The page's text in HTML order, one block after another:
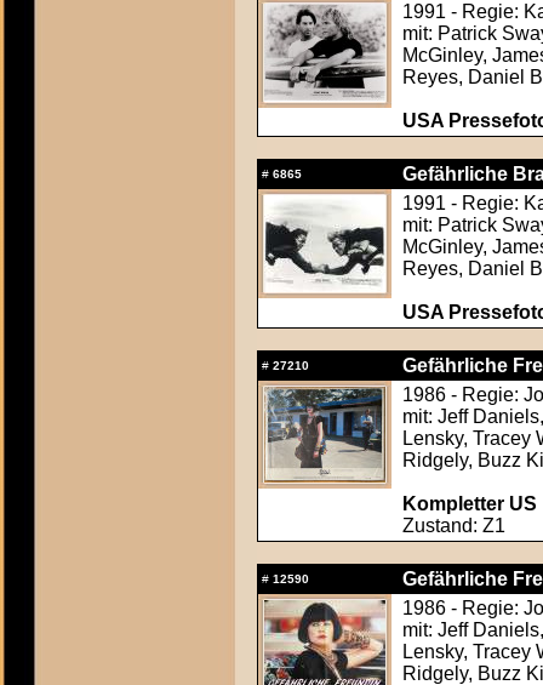
1991 - Regie:
mit: Patrick
McGinley,
Reyes, Daniel
USA
# 6865
Gefährliche
1991 - Regie:
mit: Patrick
McGinley,
Reyes, Daniel
USA
# 27210
Gefährliche
1986 - Regie:
mit: Jeff
Lensky, Tracey
Ridgely, Buzz
Kompletter
Zustand: Z1
# 12590
Gefährliche
1986 - Regie:
mit: Jeff
Lensky, Tracey
Ridgely, Buzz